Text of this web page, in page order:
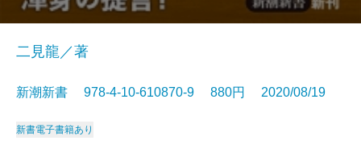
二見龍／著
新潮新書 978-4-10-610870-9 880円 2020/08/19
新書電子書籍あり